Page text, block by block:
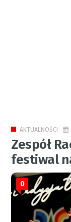
AKTUALNOŚCI
Zespół
festiwal
0